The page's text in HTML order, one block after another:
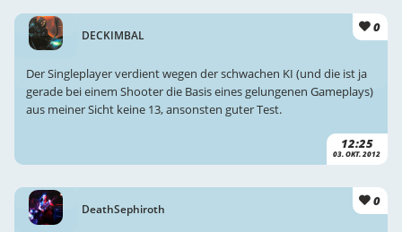
DECKIMBAL
0
12:25
03. OKT. 2012
Der Singleplayer verdient wegen der schwachen KI (und die ist ja
gerade bei einem Shooter die Basis eines gelungenen Gameplays)
aus meiner Sicht keine 13, ansonsten guter Test.
DeathSephiroth
0